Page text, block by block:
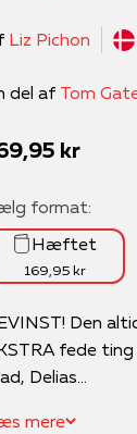
Liz Pichon
del af Tom
kr
format:
Hæftet
169,95 kr
Den
fede
Delias...
mere